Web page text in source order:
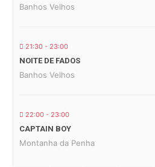
Banhos Velhos
21:30 - 23:00
NOITE DE FADOS
Banhos Velhos
22:00 - 23:00
CAPTAIN BOY
Montanha da Penha